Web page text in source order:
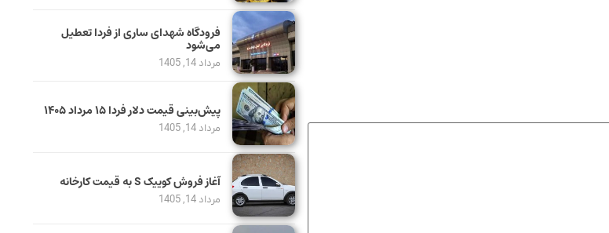
فرودگاه شهدای ساری از فردا تعطیل
می‌شود
مرداد 14, 1405
پیش‌بینی قیمت دلار فردا ۱۵ مرداد ۱۴۰۵
مرداد 14, 1405
آغاز فروش کوییک S به قیمت کارخانه
مرداد 14, 1405